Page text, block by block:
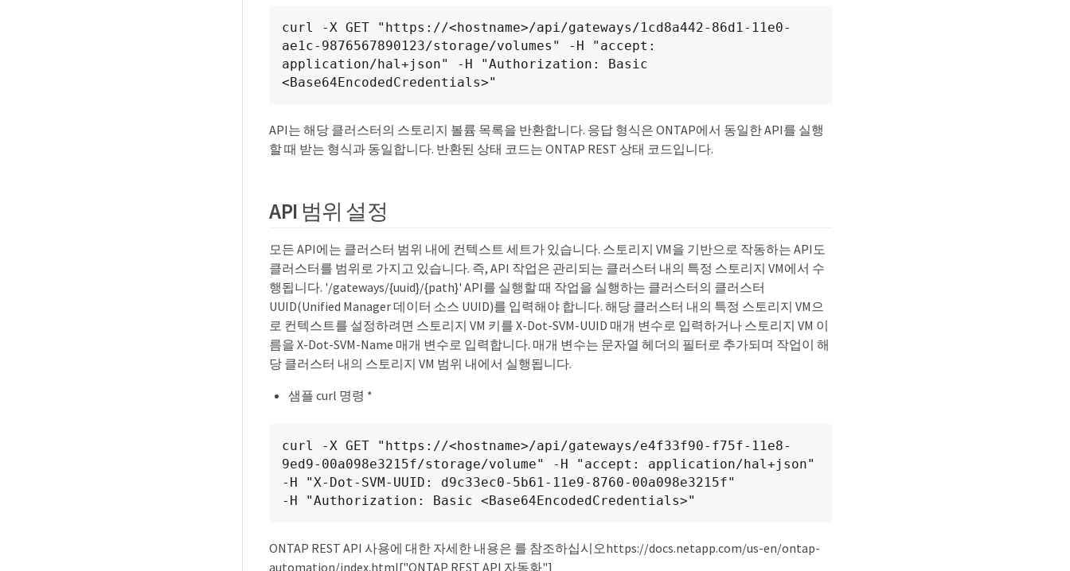
curl -X GET "https://<hostname>/api/gateways/1cd8a442-86d1-11e0-
ae1c-9876567890123/storage/volumes" -H "accept:
application/hal+json" -H "Authorization: Basic
<Base64EncodedCredentials>"
API는 해당 클러스터의 스토리지 볼륨 목록을 반환합니다. 응답 형식은 ONTAP에서 동일한 API를 실행
할 때 받는 형식과 동일합니다. 반환된 상태 코드는 ONTAP REST 상태 코드입니다.
API 범위 설정
모든 API에는 클러스터 범위 내에 컨텍스트 세트가 있습니다. 스토리지 VM을 기반으로 작동하는 API도
클러스터를 범위로 가지고 있습니다. 즉, API 작업은 관리되는 클러스터 내의 특정 스토리지 VM에서 수
행됩니다. '/gateways/{uuid}/{path}' API를 실행할 때 작업을 실행하는 클러스터의 클러스터
UUID(Unified Manager 데이터 소스 UUID)를 입력해야 합니다. 해당 클러스터 내의 특정 스토리지 VM으
로 컨텍스트를 설정하려면 스토리지 VM 키를 X-Dot-SVM-UUID 매개 변수로 입력하거나 스토리지 VM 이
름을 X-Dot-SVM-Name 매개 변수로 입력합니다. 매개 변수는 문자열 헤더의 필터로 추가되며 작업이 해
당 클러스터 내의 스토리지 VM 범위 내에서 실행됩니다.
샘플 curl 명령 *
curl -X GET "https://<hostname>/api/gateways/e4f33f90-f75f-11e8-
9ed9-00a098e3215f/storage/volume" -H "accept: application/hal+json"
-H "X-Dot-SVM-UUID: d9c33ec0-5b61-11e9-8760-00a098e3215f"
-H "Authorization: Basic <Base64EncodedCredentials>"
ONTAP REST API 사용에 대한 자세한 내용은 를 참조하십시오https://docs.netapp.com/us-en/ontap-
automation/index.html["ONTAP REST API 자동화"]